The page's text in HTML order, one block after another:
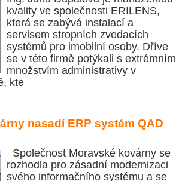
kvality ve společnosti ERILENS,
která se zabývá instalací a
servisem stropních zvedacích
systémů pro imobilní osoby. Dříve
se v této firmě potýkali s extrémním
množstvím administrativy v
kte
nasadí ERP systém QAD
Společnost Moravské kovárny se
rozhodla pro zásadní modernizaci
svého informačního systému a se